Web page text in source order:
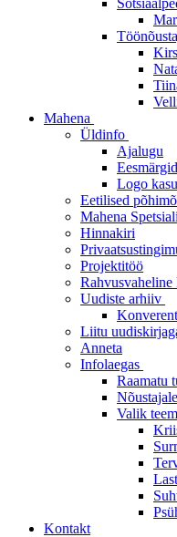
Mahena
Üldinfo
Ajalugu
Logo
Eetilised
Mahena
Hinnakiri
Projektitöö
Rahvusvaheline
Uudiste arhiiv
Liitu
Anneta
Infolaegas
Raamatu
Nõustajale
Valik
Kontakt